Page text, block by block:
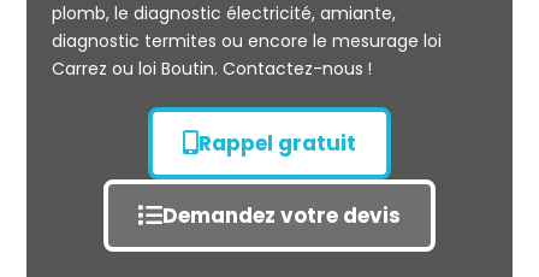
plomb, le diagnostic électricité, amiante,
diagnostic termites ou encore le mesurage loi
Carrez ou loi Boutin. Contactez-nous !
Rappel gratuit
Demandez votre devis